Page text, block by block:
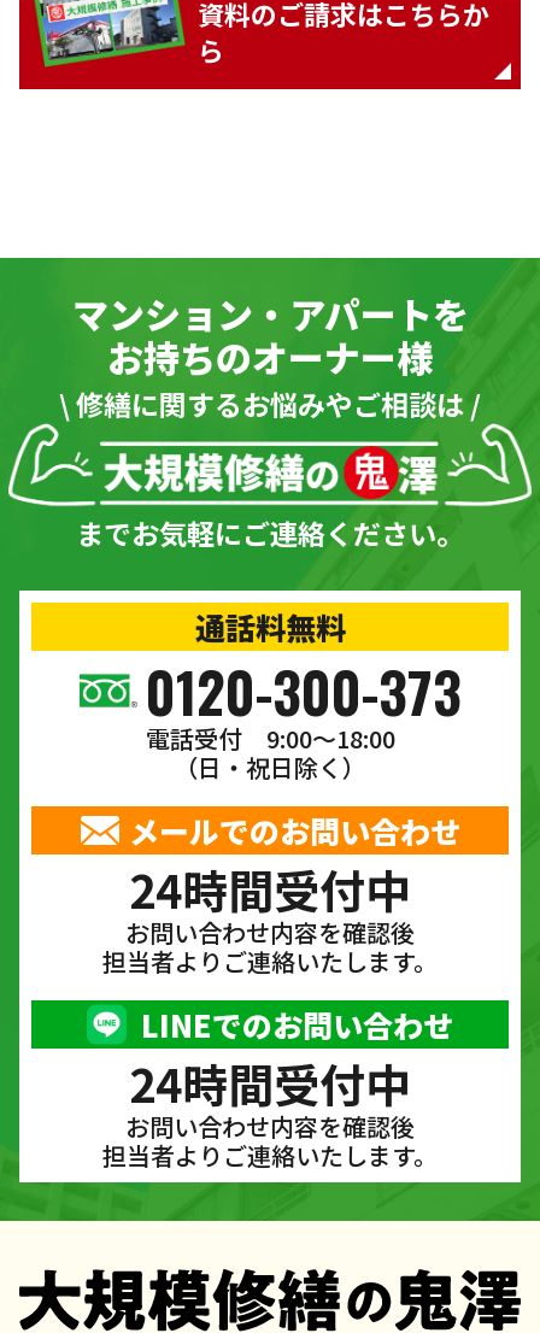
資料のご請求はこちらか
ら
マンション・アパートを
お持ちのオーナー様
\ 修繕に関するお悩みやご相談は /
までお気軽にご連絡ください。
通話料無料
0120-300-373
電話受付 9:00〜18:00
（日・祝日除く）
メールでのお問い合わせ
24時間受付中
お問い合わせ内容を確認後
担当者よりご連絡いたします。
LINEでのお問い合わせ
24時間受付中
お問い合わせ内容を確認後
担当者よりご連絡いたします。